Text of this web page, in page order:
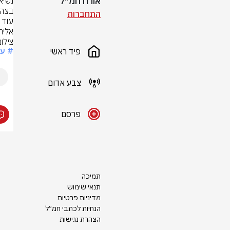
התחברות
פיד ראשי
צבע אדום
פרסם
תמיכה
תנאי שימוש
מדיניות פרטיות
הנחיות לכתבי חמ״ל
הצהרת נגישות
#